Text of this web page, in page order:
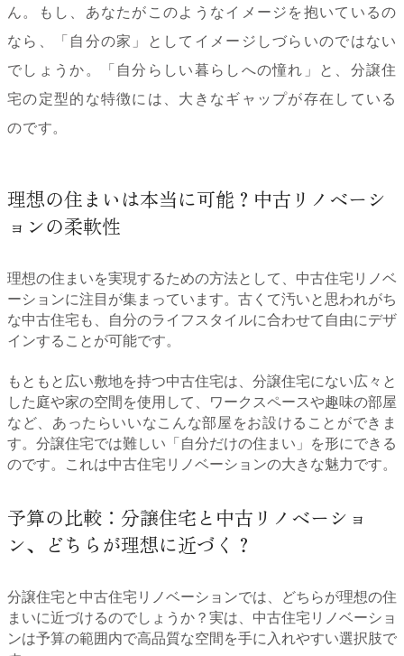
ん。もし、あなたがこのようなイメージを抱いているの
なら、「自分の家」としてイメージしづらいのではない
でしょうか。「自分らしい暮らしへの憧れ」と、分譲住
宅の定型的な特徴には、大きなギャップが存在している
のです。
理想の住まいは本当に可能？中古リノベーシ
ョンの柔軟性
理想の住まいを実現するための方法として、中古住宅リノベ
ーションに注目が集まっています。古くて汚いと思われがち
な中古住宅も、自分のライフスタイルに合わせて自由にデザ
インすることが可能です。
もともと広い敷地を持つ中古住宅は、分譲住宅にない広々と
した庭や家の空間を使用して、ワークスペースや趣味の部屋
など、あったらいいなこんな部屋をお設けることができま
す。分譲住宅では難しい「自分だけの住まい」を形にできる
のです。これは中古住宅リノベーションの大きな魅力です。
予算の比較：分譲住宅と中古リノベーショ
ン、どちらが理想に近づく？
分譲住宅と中古住宅リノベーションでは、どちらが理想の住
まいに近づけるのでしょうか？実は、中古住宅リノベーショ
ンは予算の範囲内で高品質な空間を手に入れやすい選択肢で